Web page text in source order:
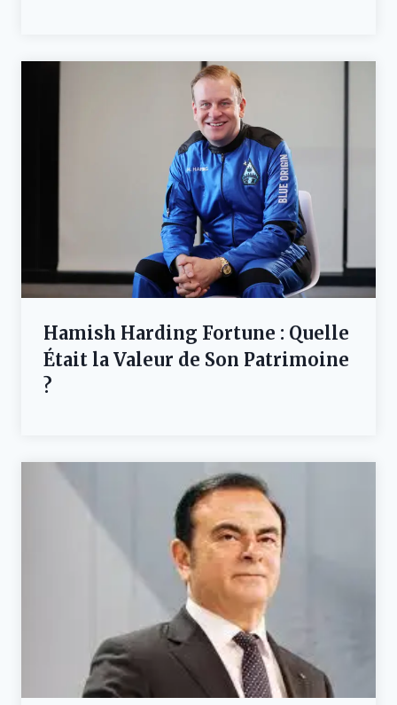
Hamish Harding Fortune : Quelle
Était la Valeur de Son Patrimoine
?